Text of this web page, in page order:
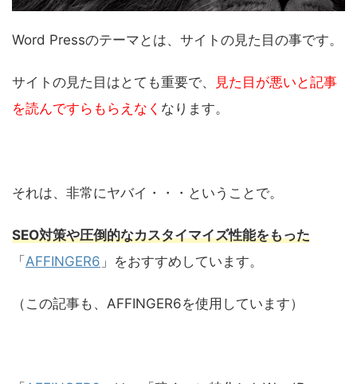
Word Pressのテーマとは、サイトの見た目の事です。
サイトの見た目はとても重要で、
見た目が悪いと記事
を読んですらもらえなく なります。
それは、非常にヤバイ・・・ということで。
SEO対策や圧倒的なカスタイマイズ性能をもった
「AFFINGER6 」をおすすめしています。
（この記事も、AFFINGER6を使用しています）